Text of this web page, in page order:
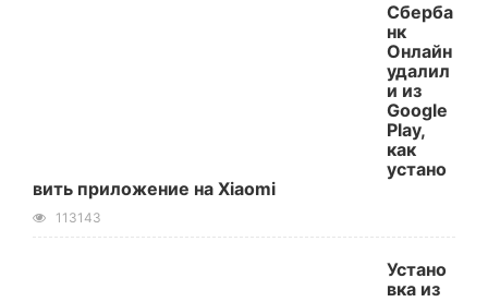
Сберба
нк
Онлайн
удалил
и из
Google
Play,
как
устано
вить приложение на Xiaomi
113143
Устано
вка из